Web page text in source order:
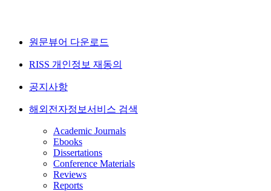
원문뷰어 다운로드
RISS 개인정보 재동의
공지사항
해외전자정보서비스 검색
Academic Journals
Ebooks
Dissertations
Conference Materials
Reviews
Reports